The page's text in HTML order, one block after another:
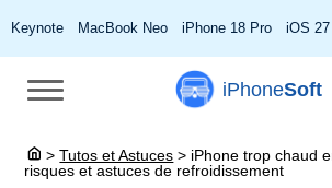
Keynote MacBook Neo iPhone 18 Pro iOS 27
iPhoneSoft
> Tutos et Astuces > iPhone trop chaud
risques et astuces de refroidissement